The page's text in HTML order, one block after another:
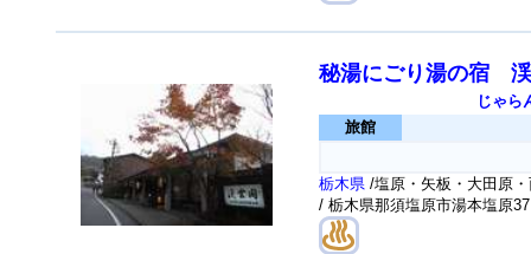
秘湯にごり湯の宿
じゃら
旅館
栃木県 /塩原・矢板・大田原
/ 栃木県那須塩原市湯本塩原37